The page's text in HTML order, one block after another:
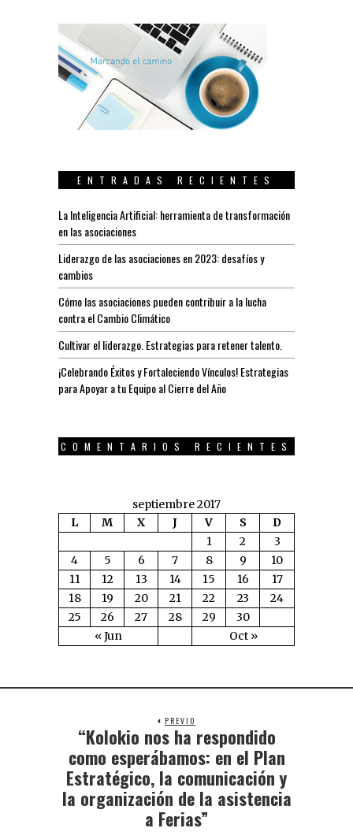
ENTRADAS RECIENTES
La Inteligencia Artificial: herramienta de transformación
en las asociaciones
Liderazgo de las asociaciones en 2023: desafíos y
cambios
Cómo las asociaciones pueden contribuir a la lucha
contra el Cambio Climático
Cultivar el liderazgo. Estrategias para retener talento.
¡Celebrando Éxitos y Fortaleciendo Vínculos! Estrategias
para Apoyar a tu Equipo al Cierre del Año
COMENTARIOS RECIENTES
septiembre 2017
L
M X J V S D
« Jun Oct »
1 2
3
4
5 6 7 8 9
10
11
12 13 14 15 16
17
18
19 20 21 22 23
24
25
26 27 28 29 30
PREVIO
“Kolokio nos ha respondido
como esperábamos: en el Plan
Estratégico, la comunicación y
la organización de la asistencia
a Ferias”